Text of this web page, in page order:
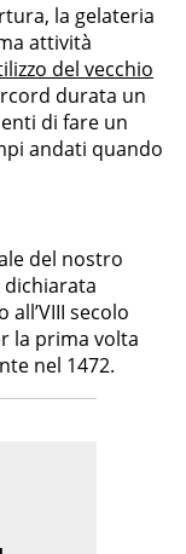
la gelateria
attività
del vecchio
durata un
di fare un
andati quando
del nostro
dichiarata
secolo
la prima volta
nel 1472.